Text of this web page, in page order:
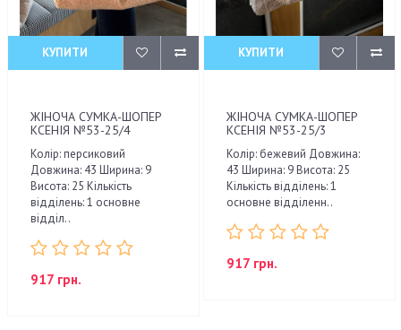
КУПИТИ
ЖІНОЧА СУМКА-ШОПЕР
КСЕНІЯ №53-25/4
Колір: персиковий
Довжина: 43 Ширина: 9
Висота: 25 Кількість
відділень: 1 основне
відділ..
917 грн.
КУПИТИ
ЖІНОЧА СУМКА-ШОПЕР
КСЕНІЯ №53-25/3
Колір: бежевий Довжина:
43 Ширина: 9 Висота: 25
Кількість відділень: 1
основне відділенн..
917 грн.